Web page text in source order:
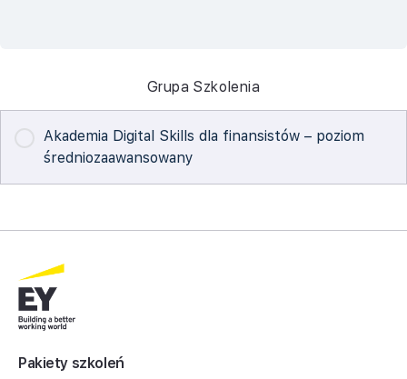
Grupa Szkolenia
Akademia Digital Skills dla finansistów – poziom
średniozaawansowany
0% zostało ukończone
Pakiety szkoleń